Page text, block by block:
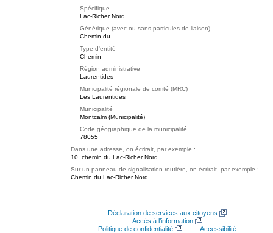
Spécifique
Lac-Richer Nord
Générique (avec ou sans particules de liaison)
Chemin du
Type d'entité
Chemin
Région administrative
Laurentides
Municipalité régionale de comté (MRC)
Les Laurentides
Municipalité
Montcalm (Municipalité)
Code géographique de la municipalité
78055
Dans une adresse, on écrirait, par exemple :
10, chemin du Lac-Richer Nord
Sur un panneau de signalisation routière, on écrirait, par exemple :
Chemin du Lac-Richer Nord
Déclaration de services aux citoyens
Accès à l’information
Politique de confidentialité
Accessibilité